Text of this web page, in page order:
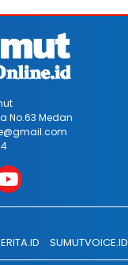
No.63 Medan
SUMUTVOICE.ID